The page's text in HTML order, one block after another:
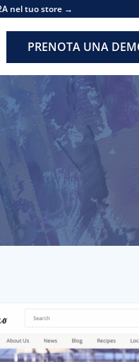
nel tuo store →
PRENOTA UNA